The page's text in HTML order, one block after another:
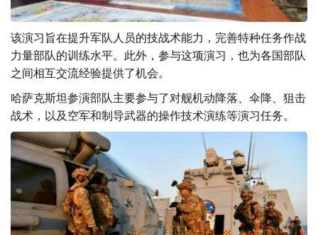
该演习旨在提升军队人员的技战术能力，完善特种任务作战
力量部队的训练水平。此外，参与这项演习，也为各国部队
之间相互交流经验提供了机会。
哈萨克斯坦参演部队主要参与了对舰机动降落、伞降、狙击
战术，以及空军和制导武器的操作技术演练等演习任务。